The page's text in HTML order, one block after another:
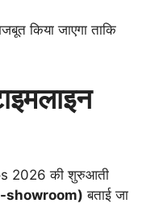
किया जाएगा ताकि
2026 की शुरुआती
showroom) बताई जा